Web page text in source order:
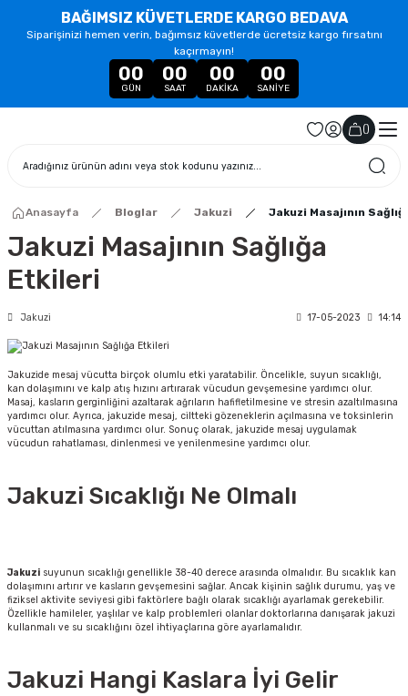
BAĞIMSIZ KÜVETLERDE KARGO BEDAVA
Siparişinizi hemen verin, bağımsız küvetlerde ücretsiz kargo fırsatını
kaçırmayın!
00
GÜN
00
SAAT
00
DAKIKA
00
SANIYE
()
Anasayfa Bloglar Jakuzi Jakuzi Masajının
Jakuzi Masajının Sağlığa
Etkileri
Jakuzi 17-05-2023 14:14
Jakuzide mesaj vücutta birçok olumlu etki yaratabilir. Öncelikle, suyun sıcaklığı,
kan dolaşımını ve kalp atış hızını artırarak vücudun gevşemesine yardımcı olur.
Masaj, kasların gerginliğini azaltarak ağrıların hafifletilmesine ve stresin azaltılmasına
yardımcı olur. Ayrıca, jakuzide mesaj, ciltteki gözeneklerin açılmasına ve toksinlerin
vücuttan atılmasına yardımcı olur. Sonuç olarak, jakuzide mesaj uygulamak
vücudun rahatlaması, dinlenmesi ve yenilenmesine yardımcı olur.
Jakuzi Sıcaklığı Ne Olmalı
Jakuzi suyunun sıcaklığı genellikle 38-40 derece arasında olmalıdır. Bu sıcaklık kan
dolaşımını artırır ve kasların gevşemesini sağlar. Ancak kişinin sağlık durumu, yaş ve
fiziksel aktivite seviyesi gibi faktörlere bağlı olarak sıcaklığı ayarlamak gerekebilir.
Özellikle hamileler, yaşlılar ve kalp problemleri olanlar doktorlarına danışarak jakuzi
kullanmalı ve su sıcaklığını özel ihtiyaçlarına göre ayarlamalıdır.
Jakuzi Hangi Kaslara İyi Gelir